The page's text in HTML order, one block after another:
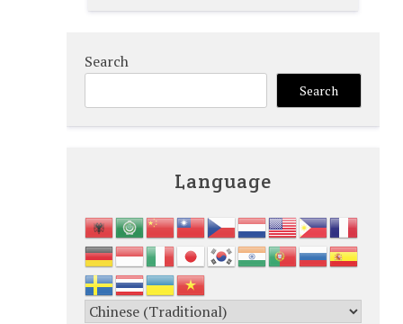
Search
Search
Language